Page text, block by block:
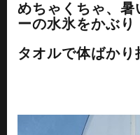
めちゃくちゃ、暑
ーの水氷をかぶり
タオルで体ばか